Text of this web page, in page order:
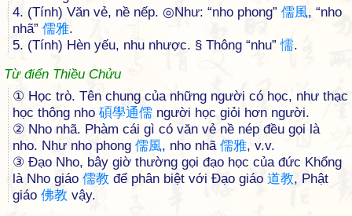
4. (Tính) Văn vẻ, nề nếp. ◎Như: “nho phong” 儒風, “nho
nhã” 儒雅.
5. (Tính) Hèn yếu, nhu nhược. § Thông “nhu”懦.
Từ điển Thiều Chửu
① Học trò. Tên chung của những người có học, như thạc
học thông nho 碩學通儒 người học giỏi hơn người.
② Nho nhã. Phàm cái gì có văn vẻ nề nép đều gọi là
nho. Như nho phong 儒風, nho nhã 儒雅, v.v.
③ Ðạo Nho, bây giờ thường gọi đạo học của đức Khổng
là Nho giáo 儒教 để phân biệt với Ðạo giáo 道教, Phật
giáo 佛教 vậy.